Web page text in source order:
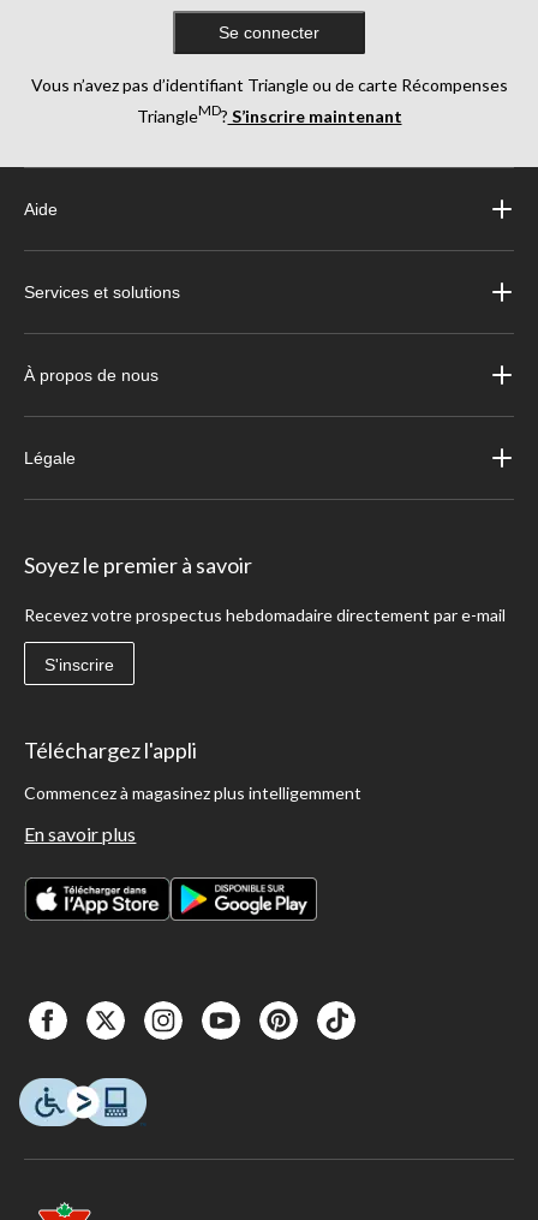
Se connecter
Vous n’avez pas d’identifiant Triangle ou de carte Récompenses
TriangleMD? S’inscrire maintenant
Aide
Services et solutions
À propos de nous
Légale
Soyez le premier à savoir
Recevez votre prospectus hebdomadaire directement par e-mail
S'inscrire
Téléchargez l'appli
Commencez à magasinez plus intelligemment
En savoir plus